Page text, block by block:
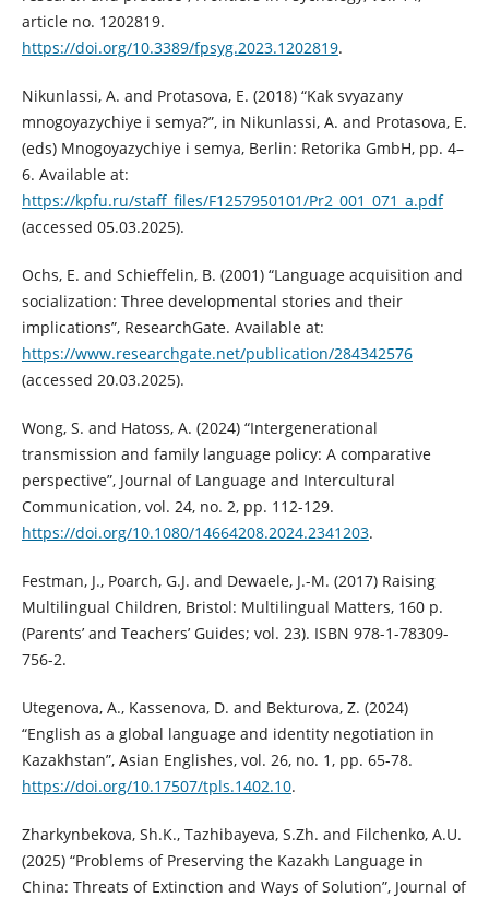
article no. 1202819.
https://doi.org/10.3389/fpsyg.2023.1202819.
Nikunlassi, A. and Protasova, E. (2018) “Kak svyazany
mnogoyazychiye i semya?”, in Nikunlassi, A. and Protasova, E.
(eds) Mnogoyazychiye i semya, Berlin: Retorika GmbH, pp. 4–
6. Available at:
https://kpfu.ru/staff_files/F1257950101/Pr2_001_071_a.pdf
(accessed 05.03.2025).
Ochs, E. and Schieffelin, B. (2001) “Language acquisition and
socialization: Three developmental stories and their
implications”, ResearchGate. Available at:
https://www.researchgate.net/publication/284342576
(accessed 20.03.2025).
Wong, S. and Hatoss, A. (2024) “Intergenerational
transmission and family language policy: A comparative
perspective”, Journal of Language and Intercultural
Communication, vol. 24, no. 2, pp. 112-129.
https://doi.org/10.1080/14664208.2024.2341203.
Festman, J., Poarch, G.J. and Dewaele, J.-M. (2017) Raising
Multilingual Children, Bristol: Multilingual Matters, 160 p.
(Parents’ and Teachers’ Guides; vol. 23). ISBN 978-1-78309-
756-2.
Utegenova, A., Kassenova, D. and Bekturova, Z. (2024)
“English as a global language and identity negotiation in
Kazakhstan”, Asian Englishes, vol. 26, no. 1, pp. 65-78.
https://doi.org/10.17507/tpls.1402.10.
Zharkynbekova, Sh.K., Tazhibayeva, S.Zh. and Filchenko, A.U.
(2025) “Problems of Preserving the Kazakh Language in
China: Threats of Extinction and Ways of Solution”, Journal of